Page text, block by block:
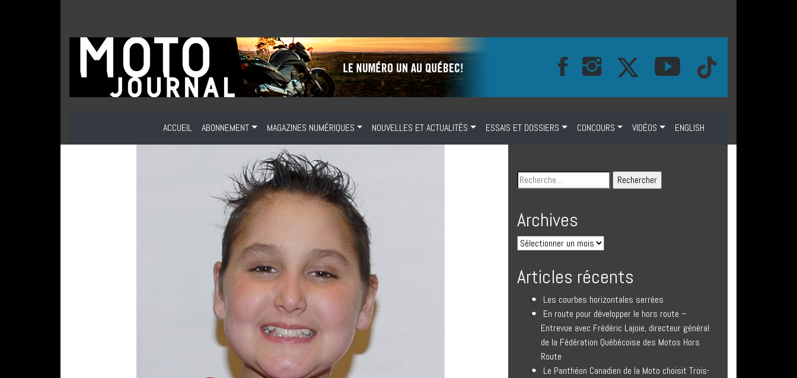
ACCUEIL ABONNEMENT MAGAZINES NUMÉRIQUES NOUVELLES ET ACTUALITÉS ESSAIS ET DOSSIERS CONCOURS VIDÉOS ENGLISH
Archives
Articles récents
Les courbes horizontales serrées
En route pour développer le hors route –
Entrevue avec Frédéric Lajoie, directeur général
de la Fédération Québécoise des Motos Hors
Route
Le Panthéon Canadien de la Moto choisit Trois-